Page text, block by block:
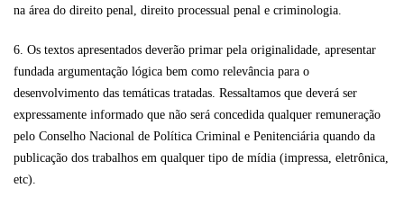
na área do direito penal, direito processual penal e criminologia.
6. Os textos apresentados deverão primar pela originalidade, apresentar
fundada argumentação lógica bem como relevância para o
desenvolvimento das temáticas tratadas. Ressaltamos que deverá ser
expressamente informado que não será concedida qualquer remuneração
pelo Conselho Nacional de Política Criminal e Penitenciária quando da
publicação dos trabalhos em qualquer tipo de mídia (impressa, eletrônica,
etc).